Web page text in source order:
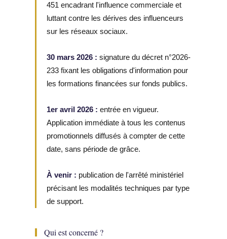
451 encadrant l'influence commerciale et
luttant contre les dérives des influenceurs
sur les réseaux sociaux.
30 mars 2026 : signature du décret n°2026-
233 fixant les obligations d'information pour
les formations financées sur fonds publics.
1er avril 2026 : entrée en vigueur.
Application immédiate à tous les contenus
promotionnels diffusés à compter de cette
date, sans période de grâce.
À venir : publication de l'arrêté ministériel
précisant les modalités techniques par type
de support.
Qui est concerné ?